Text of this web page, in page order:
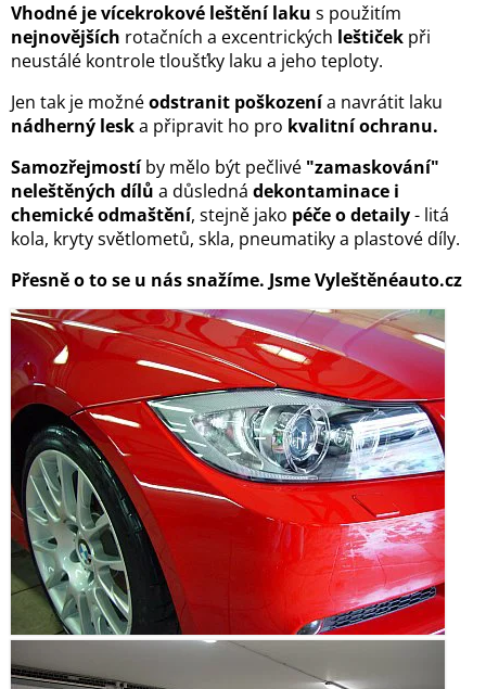
Vhodné je vícekrokové leštění laku s použitím
nejnovějších rotačních a excentrických leštiček při
neustálé kontrole tloušťky laku a jeho teploty.
Jen tak je možnéodstranit poškozenía navrátit laku
nádherný leska připravit ho pro kvalitní ochranu.
Samozřejmostíby mělo být pečlivé "zamaskování"
neleštěných dílů a důsledná dekontaminace i
chemické odmaštění, stejně jako péče o detaily- litá
kola, kryty světlometů, skla, pneumatiky a plastové díly.
Přesně o to se u nás snažíme. Jsme Vyleštěnéauto.cz